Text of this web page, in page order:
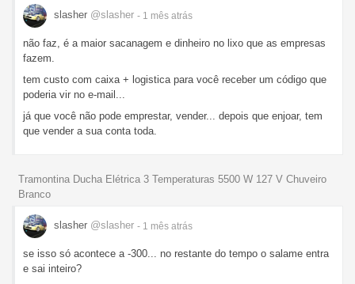
slasher @slasher - 1 mês atrás
não faz, é a maior sacanagem e dinheiro no lixo que as empresas
fazem.
tem custo com caixa + logistica para você receber um código que
poderia vir no e-mail...
já que você não pode emprestar, vender... depois que enjoar, tem
que vender a sua conta toda.
Tramontina Ducha Elétrica 3 Temperaturas 5500 W 127 V Chuveiro
Branco
slasher @slasher - 1 mês atrás
se isso só acontece a -300... no restante do tempo o salame entra
e sai inteiro?